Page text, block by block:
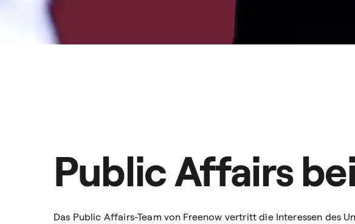
Public Affairs
Das Public Affairs-Team von Freenow vertritt die Interessen des